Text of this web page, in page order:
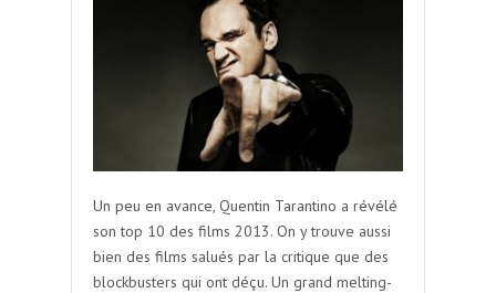
Un peu en avance, Quentin Tarantino a révélé
son top 10 des films 2013. On y trouve aussi
bien des films salués par la critique que des
blockbusters qui ont déçu. Un grand melting-